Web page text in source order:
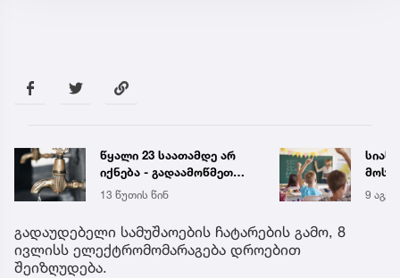
წყალი 23 საათამდე არ
იქნება - გადაამოწმეთ
მისამართები
13 წუთის წინ 9 აგვ
გადაუდებელი სამუშაოების ჩატარების გამო, 8
ივლისს ელექტრომომარაგება დროებით
შეიზღუდება.